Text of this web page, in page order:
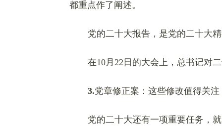
都重点作了阐述。
党的二十大报告，是党的二十大
在10月22日的大会上，总书记对
3.党章修正案：这些修改值得关注
党的二十大还有一项重要任务，